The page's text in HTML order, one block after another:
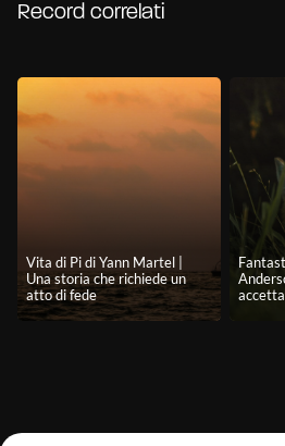
Record correlati
Vita di Pi di Yann Martel |
Una storia che richiede un
atto di fede